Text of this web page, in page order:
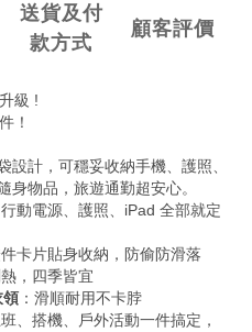
送貨及付
款方式
顧客評價
級 !
！
設計，可穩妥收納手機、護照、
身物品，旅遊通勤超安心。
行動電源、護照、iPad 全部就定
件卡片貼身收納，防偷防滑落
，四季皆宜
：滑順耐用不卡脖
班、搭機、戶外活動一件搞定，